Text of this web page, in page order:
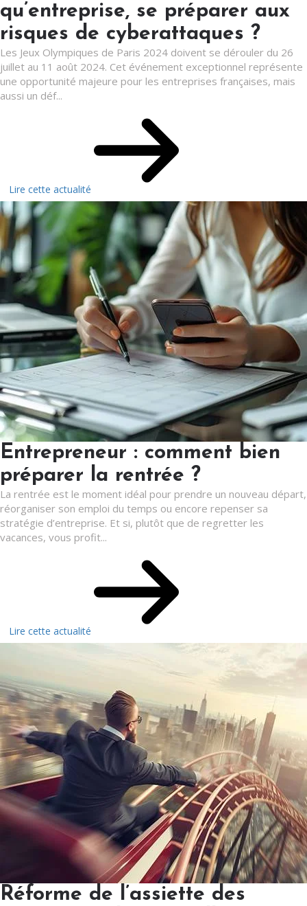
qu’entreprise, se préparer aux
risques de cyberattaques ?
Les Jeux Olympiques de Paris 2024 doivent se dérouler du 26
juillet au 11 août 2024. Cet événement exceptionnel représente
une opportunité majeure pour les entreprises françaises, mais
aussi un déf...
Lire cette actualité
Entrepreneur : comment bien
préparer la rentrée ?
La rentrée est le moment idéal pour prendre un nouveau départ,
réorganiser son emploi du temps ou encore repenser sa
stratégie d’entreprise. Et si, plutôt que de regretter les
vacances, vous profit...
Lire cette actualité
Réforme de l’assiette des